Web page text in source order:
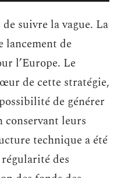
suivre la vague. La
lancement de
l’Europe. Le
de cette stratégie,
de générer
conservant leurs
technique a été
des